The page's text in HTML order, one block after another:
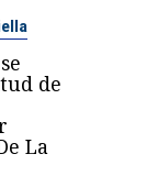
de
La